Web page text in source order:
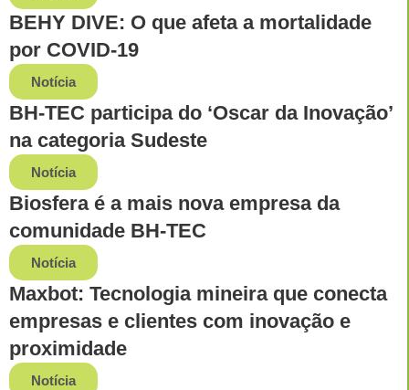
BEHY DIVE: O que afeta a mortalidade
por COVID-19
Notícia
BH-TEC participa do ‘Oscar da Inovação’
na categoria Sudeste
Notícia
Biosfera é a mais nova empresa da
comunidade BH-TEC
Notícia
Maxbot: Tecnologia mineira que conecta
empresas e clientes com inovação e
proximidade
Notícia